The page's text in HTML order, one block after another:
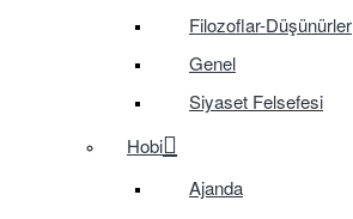
Filozoflar-Düşünürler
Genel
Siyaset Felsefesi
Hobi
Ajanda